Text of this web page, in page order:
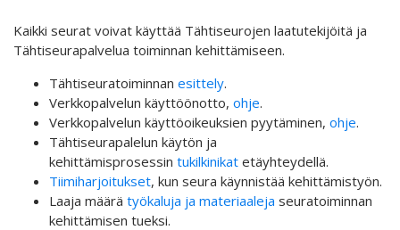
Kaikki seurat voivat käyttää Tähtiseurojen laatutekijöitä ja
Tähtiseurapalvelua toiminnan kehittämiseen.
Tähtiseuratoiminnan esittely.
Verkkopalvelun käyttöönotto, ohje.
Verkkopalvelun käyttöoikeuksien pyytäminen, ohje.
Tähtiseurapalelun käytön ja
kehittämisprosessin tukilkinikat etäyhteydellä.
Tiimiharjoitukset, kun seura käynnistää kehittämistyön.
Laaja määrä työkaluja ja materiaaleja seuratoiminnan
kehittämisen tueksi.